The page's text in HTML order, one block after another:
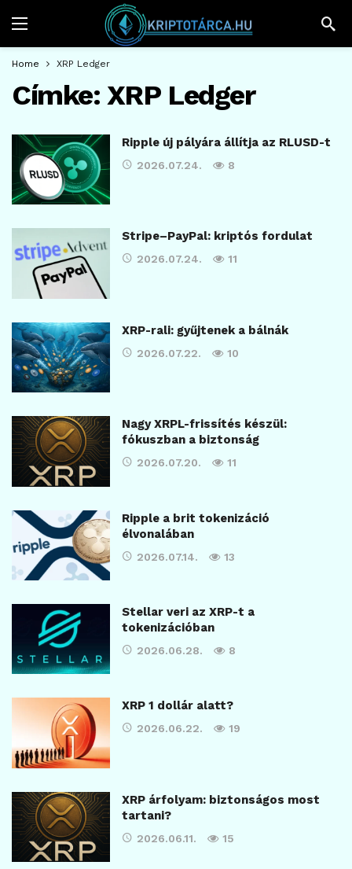
Home XRP Ledger
Címke: XRP Ledger
Ripple új pályára állítja az RLUSD-t
2026.07.24. 8
Stripe–PayPal: kriptós fordulat
2026.07.24. 11
XRP-rali: gyűjtenek a bálnák
2026.07.22. 10
Nagy XRPL-frissítés készül:
fókuszban a biztonság
2026.07.20. 11
Ripple a brit tokenizáció
élvonalában
2026.07.14. 13
Stellar veri az XRP-t a
tokenizációban
2026.06.28. 8
XRP 1 dollár alatt?
2026.06.22. 19
XRP árfolyam: biztonságos most
tartani?
2026.06.11. 15